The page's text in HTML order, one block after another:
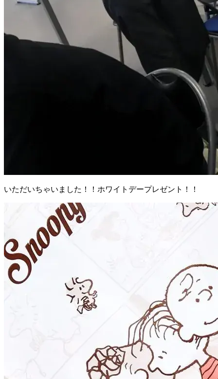
いただいちゃいました！！ホワイトデープレゼント！！